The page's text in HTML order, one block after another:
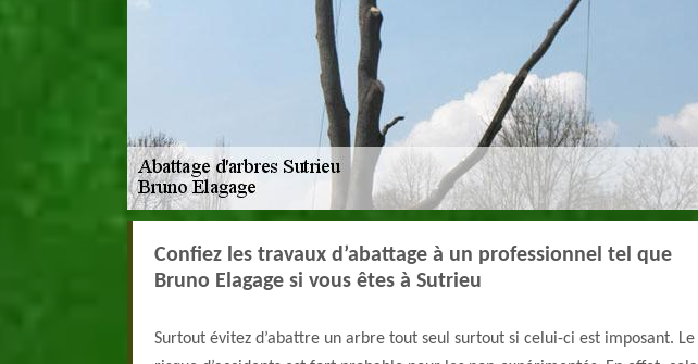
Confiez les travaux d’abattage à un professionnel tel que
Bruno Elagage si vous êtes à Sutrieu
Surtout évitez d’abattre un arbre tout seul surtout si celui-ci est imposant. Le